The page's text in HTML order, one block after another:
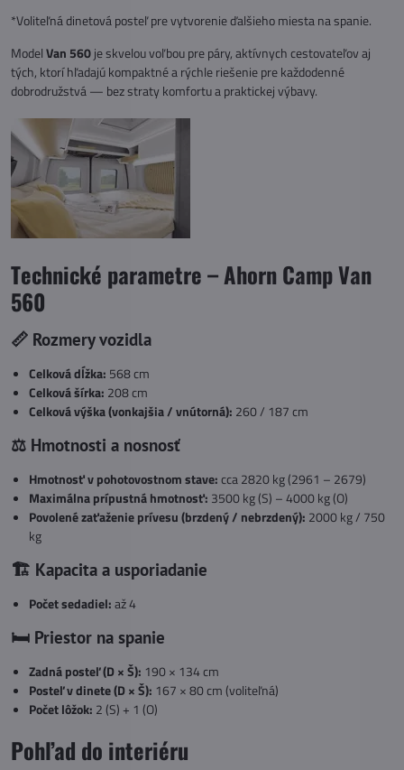
*Voliteľná dinetová posteľ pre vytvorenie ďalšieho miesta na spanie.
ModelVan 560je skvelou voľbou pre páry, aktívnych cestovateľov aj
tých, ktorí hľadajú kompaktné a rýchle riešenie pre každodenné
dobrodružstvá — bez straty komfortu a praktickej výbavy.
Technické parametre – Ahorn Camp Van
560
📏 Rozmery vozidla
Celková dĺžka: 568 cm
Celková šírka: 208 cm
Celková výška (vonkajšia / vnútorná): 260 / 187 cm
⚖️ Hmotnosti a nosnosť
Hmotnosť v pohotovostnom stave:cca 2820 kg (2961 – 2679)
Maximálna prípustná hmotnosť: 3500 kg (S) – 4000 kg (O)
Povolené zaťaženie prívesu (brzdený / nebrzdený): 2000 kg / 750
kg
🏗️ Kapacita a usporiadanie
Počet sedadiel:až 4
🛏️ Priestor na spanie
Zadná posteľ (D × Š): 190 × 134 cm
Posteľ v dinete (D × Š): 167 × 80 cm (voliteľná)
Počet lôžok: 2 (S) + 1 (O)
Pohľad do interiéru